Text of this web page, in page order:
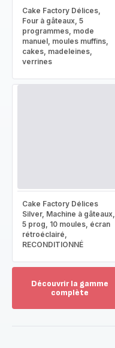
Cake Factory Délices,
Four à gâteaux, 5
programmes, mode
manuel, moules muffins,
cakes, madeleines,
verrines
Cake Factory Délices
Silver, Machine à gâteaux,
5 prog, 10 moules, écran
rétroéclairé,
RECONDITIONNÉ
Découvrir la gamme
complète